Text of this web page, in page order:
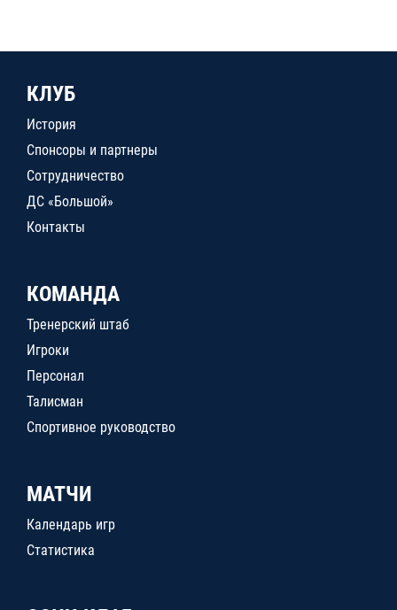
КЛУБ
История
Спонсоры и партнеры
Сотрудничество
ДС «Большой»
Контакты
КОМАНДА
Тренерский штаб
Игроки
Персонал
Талисман
Спортивное руководство
МАТЧИ
Календарь игр
Статистика